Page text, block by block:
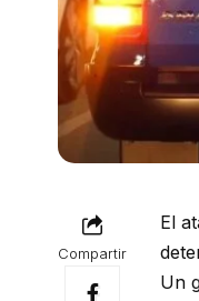
Compartir
El
Un